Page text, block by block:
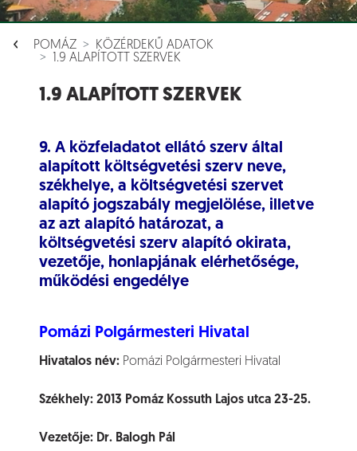
POMÁZ
KÖZÉRDEKŰ ADATOK
1.9 ALAPÍTOTT SZERVEK
1.9 ALAPÍTOTT SZERVEK
9. A közfeladatot ellátó szerv által
alapított költségvetési szerv neve,
székhelye, a költségvetési szervet
alapító jogszabály megjelölése, illetve
az azt alapító határozat, a
költségvetési szerv alapító okirata,
vezetője, honlapjának elérhetősége,
működési engedélye
Pomázi Polgármesteri Hivatal
Hivatalos név: Pomázi Polgármesteri Hivatal
Székhely: 2013 Pomáz Kossuth Lajos utca 23-25.
Vezetője: Dr. Balogh Pál